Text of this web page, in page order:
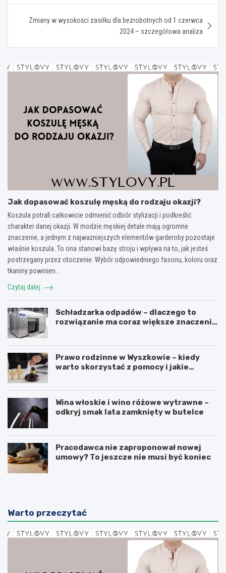
Zmiany w wysokości zasiłku dla bezrobotnych od 1 czerwca
2024 – szczegółowa analiza
Jak dopasować koszulę męską do rodzaju okazji?
Koszula potrafi całkowicie odmienić odbiór stylizacji i podkreślić
charakter danej okazji. W modzie męskiej detale mają ogromne
znaczenie, a jednym z najważniejszych elementów garderoby pozostaje
właśnie koszula. To ona stanowi bazę stroju i wpływa na to, jak jesteś
postrzegany przez otoczenie. Wybór odpowiedniego fasonu, koloru oraz
tkaniny powinien…
Czytaj dalej
Schładzarka odpadów – dlaczego to
rozwiązanie ma coraz większe znaczenie
Prawo rodzinne w Wyszkowie – kiedy
warto skorzystać z pomocy i jakie
Wina włoskie i wino różowe wytrawne –
odkryj smak lata zamknięty w butelce
Pracodawca nie zaproponował nowej
umowy? To jeszcze nie musi być koniec
Warto przeczytać